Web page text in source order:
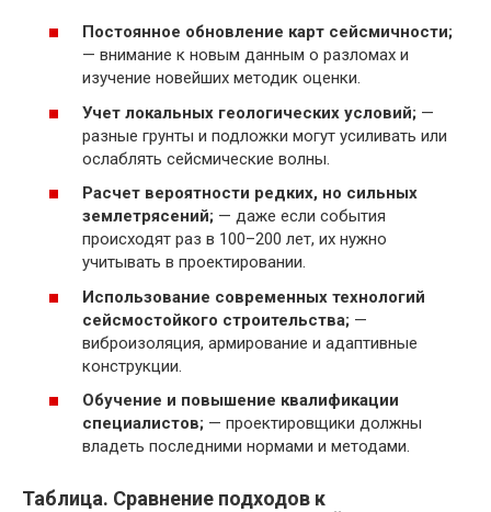
Постоянное обновление карт сейсмичности;
— внимание к новым данным о разломах и
изучение новейших методик оценки.
Учет локальных геологических условий; —
разные грунты и подложки могут усиливать или
ослаблять сейсмические волны.
Расчет вероятности редких, но сильных
землетрясений; — даже если события
происходят раз в 100–200 лет, их нужно
учитывать в проектировании.
Использование современных технологий
сейсмостойкого строительства; —
виброизоляция, армирование и адаптивные
конструкции.
Обучение и повышение квалификации
специалистов; — проектировщики должны
владеть последними нормами и методами.
Таблица. Сравнение подходов к